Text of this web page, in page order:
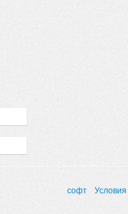
софт Условия